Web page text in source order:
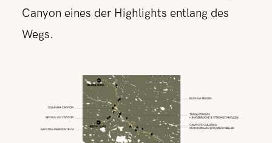
Canyon eines der Highlights entlang des
Wegs.